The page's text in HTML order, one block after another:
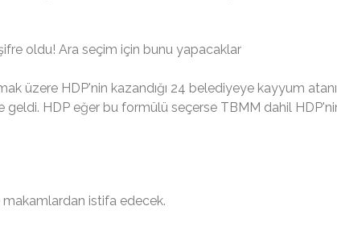
oldu! Ara seçim için bunu yapacaklar
üzere HDP'nin kazandığı 24 belediyeye kayyum
HDP eğer bu formülü seçerse TBMM dahil
istifa edecek.